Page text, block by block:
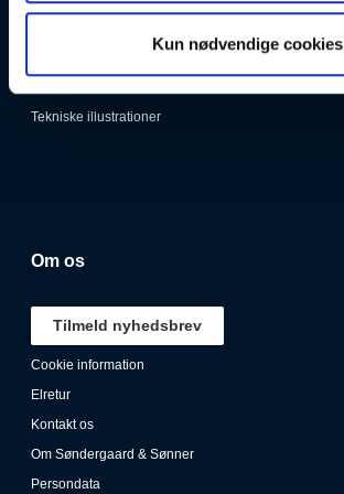
Kun nødvendige cookies
Tekniske illustrationer
Om os
Tilmeld nyhedsbrev
Cookie information
Elretur
Kontakt os
Om Søndergaard & Sønner
Persondata